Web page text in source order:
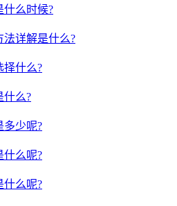
什么时候?
详解是什么?
择什么?
什么?
多少呢?
什么呢?
什么呢?